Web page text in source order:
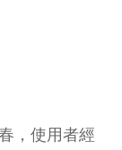
，使用者經